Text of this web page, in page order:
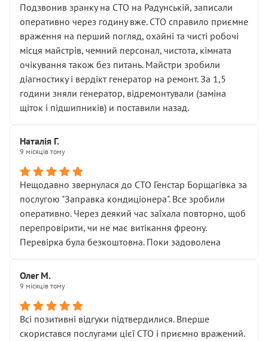
Подзвонив зранку на СТО на Радунській, записали
оперативно через годину вже. СТО справило приємне
враження на перший погляд, охайні та чисті робочі
місця майстрів, чемний персонал, чистота, кімната
очікування також без питань. Майстри зробили
діагностику і вердікт генератор на ремонт. За 1,5
години зняли генератор, відремонтували (заміна
щіток і підшипників) и поставили назад.
Наталія Г.
9 місяців тому
Нещодавно звернулася до СТО Генстар Борщагівка за
послугою "Заправка кондиціонера". Все зробили
оперативно. Через деякий час заїхала повторно, щоб
перепровірити, чи не має витікання фреону.
Перевірка була безкоштовна. Поки задоволена
Олег М.
9 місяців тому
Всі позитивні відгуки підтвердилися. Вперше
скористався послугами цієї СТО і приємно вражений.